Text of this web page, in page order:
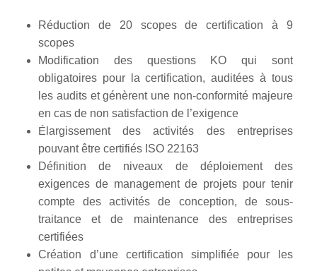
Réduction de 20 scopes de certification à 9
scopes
Modification des questions KO qui sont
obligatoires pour la certification, auditées à tous
les audits et génèrent une non-conformité majeure
en cas de non satisfaction de l’exigence
Élargissement des activités des entreprises
pouvant être certifiés ISO 22163
Définition de niveaux de déploiement des
exigences de management de projets pour tenir
compte des activités de conception, de sous-
traitance et de maintenance des entreprises
certifiées
Création d’une certification simplifiée pour les